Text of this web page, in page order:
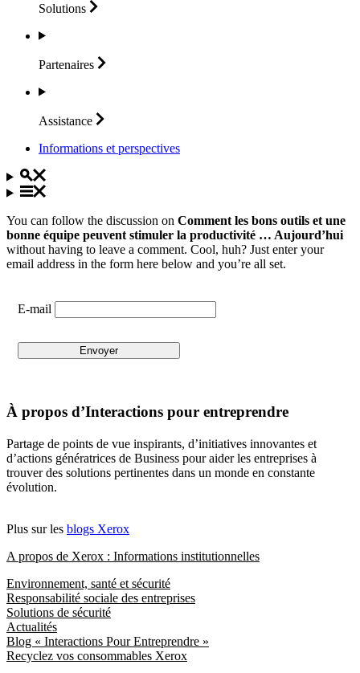
Solutions
Partenaires
Assistance
Informations et perspectives
You can follow the discussion on Comment les bons outils et une
bonne équipe peuvent stimuler la productivité … Aujourd’hui
without having to leave a comment. Cool, huh? Just enter your
email address in the form here below and you’re all set.
E-mail
À propos d’Interactions pour entreprendre
Partage de points de vue inspirants, d’initiatives innovantes et
d’actions génératrices de Business pour aider les entreprises à
trouver des solutions pertinentes dans un monde en constante
évolution.
Plus sur les blogs Xerox
A propos de Xerox : Informations institutionnelles
Environnement, santé et sécurité
Responsabilité sociale des entreprises
Solutions de sécurité
Actualités
Blog « Interactions Pour Entreprendre »
Recyclez vos consommables Xerox